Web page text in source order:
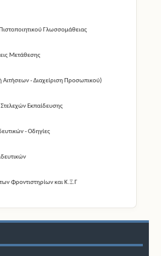
Γλωσσομάθειας
Μετάθεσης
- Διαχείριση Προσωπικού)
Στελεχών Εκπαίδευσης
- Οδηγίες
Φροντιστηρίων και Κ.Ξ.Γ